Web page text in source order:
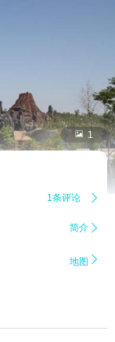
 1
1条评论 
简介 
地图 